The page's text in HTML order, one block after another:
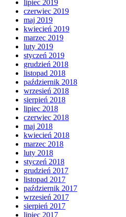
lipiec 2019
czerwiec 2019
maj 2019
kwiecień 2019
marzec 2019
luty 2019
styczeń 2019
grudzień 2018
listopad 2018
październik 2018
wrzesień 2018
sierpień 2018
lipiec 2018
czerwiec 2018
maj 2018
kwiecień 2018
marzec 2018
luty 2018
styczeń 2018
grudzień 2017
listopad 2017
październik 2017
wrzesień 2017
sierpień 2017
lipiec 2017